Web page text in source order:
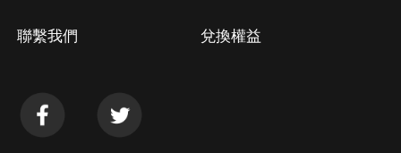
聯繫我們 兌換權益